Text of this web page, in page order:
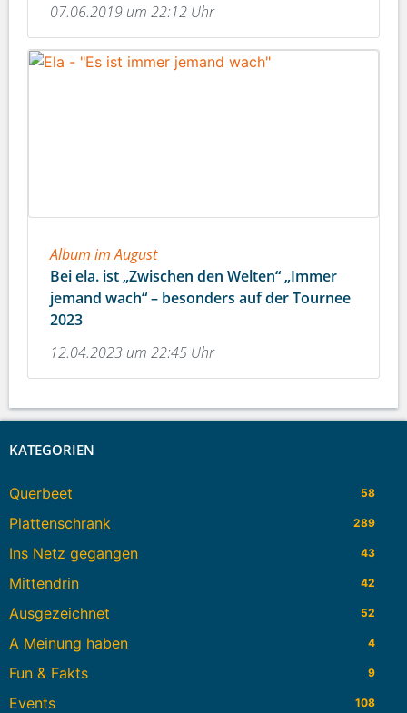
07.06.2019 um 22:12 Uhr
Album im August
Bei ela. ist „Zwischen den Welten“ „Immer
jemand wach“ – besonders auf der Tournee
2023
12.04.2023 um 22:45 Uhr
KATEGORIEN
Querbeet 58
Plattenschrank 289
Ins Netz gegangen 43
Mittendrin 42
Ausgezeichnet 52
A Meinung haben 4
Fun & Fakts 9
Events 108